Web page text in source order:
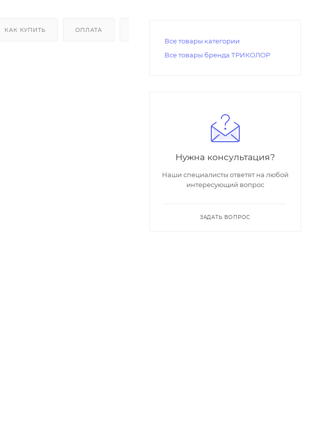
КАК КУПИТЬ ОПЛАТА
Все товары категории
Все товары бренда ТРИКОЛОР
Нужна консультация?
Наши специалисты ответят на любой
интересующий вопрос
ЗАДАТЬ ВОПРОС